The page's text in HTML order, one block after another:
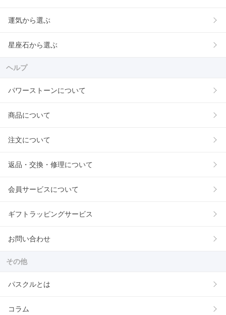
運気から選ぶ
星座石から選ぶ
ヘルプ
パワーストーンについて
商品について
注文について
返品・交換・修理について
会員サービスについて
ギフトラッピングサービス
お問い合わせ
その他
パスクルとは
コラム